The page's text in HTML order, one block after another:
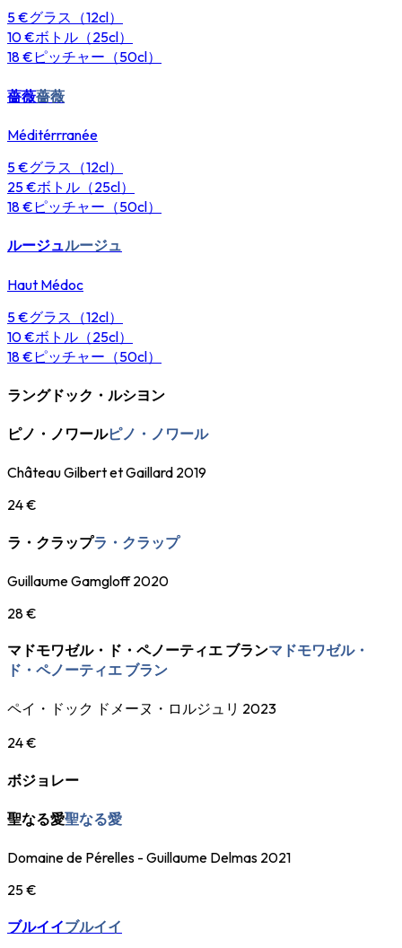
5 €グラス（12cl）
10 €ボトル（25cl）
18 € ピッチャー（50cl）
薔薇薔薇
Méditérrranée
5 €グラス（12cl）
25 €ボトル（25cl）
18 € ピッチャー（50cl）
ルージュルージュ
Haut Médoc
5 €グラス（12cl）
10 €ボトル（25cl）
18 € ピッチャー（50cl）
ラングドック・ルシヨン
ピノ・ノワールピノ・ノワール
Château Gilbert et Gaillard 2019
24 €
ラ・クラップラ・クラップ
Guillaume Gamgloff 2020
28 €
マドモワゼル・ド・ペノーティエ ブランマドモワゼル・
ド・ペノーティエ ブラン
ペイ・ドック ドメーヌ・ロルジュリ 2023
24 €
ボジョレー
聖なる愛聖なる愛
Domaine de Pérelles - Guillaume Delmas 2021
25 €
ブルイイブルイイ